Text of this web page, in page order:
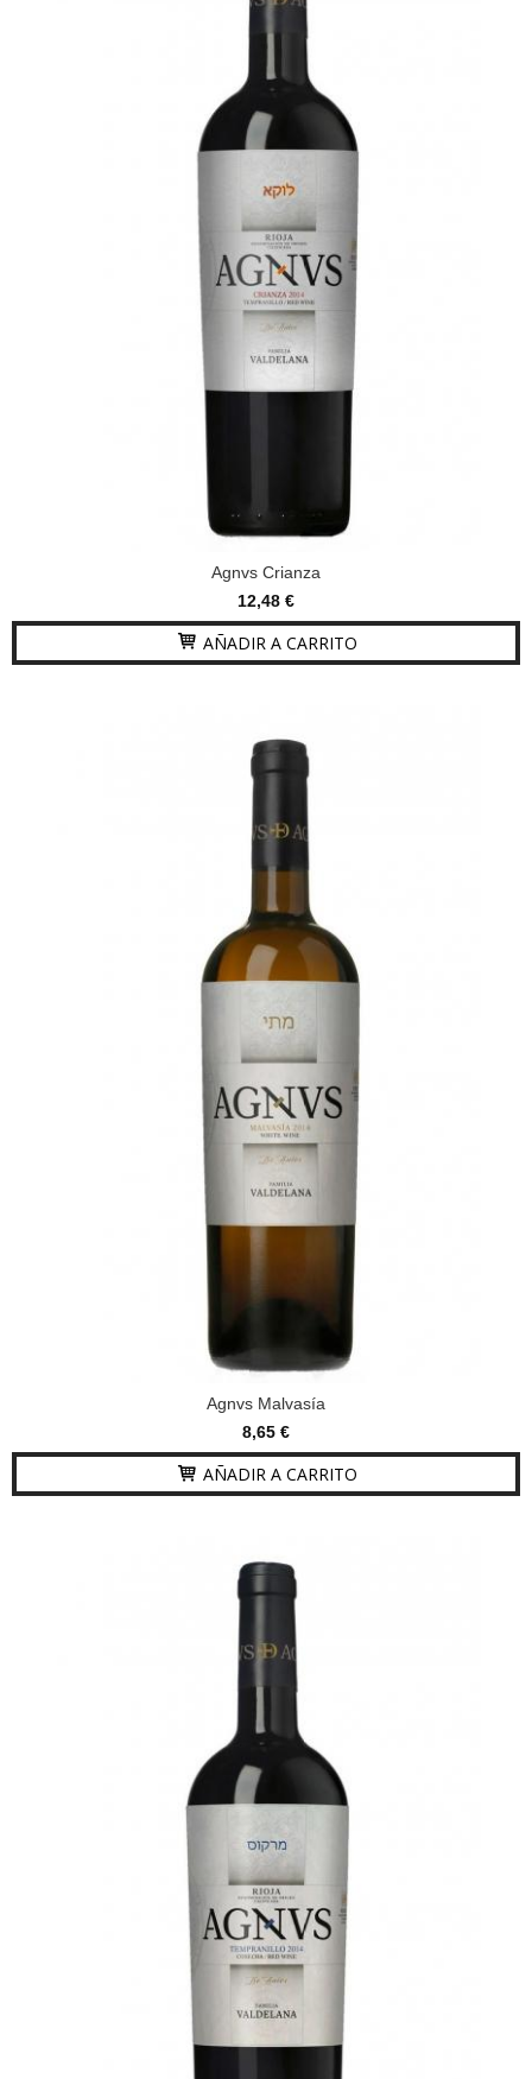
Agnvs Crianza
12,48 €
AÑADIR A CARRITO
Agnvs Malvasía
8,65 €
AÑADIR A CARRITO